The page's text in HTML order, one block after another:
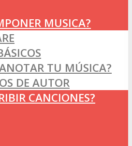
MUSICA?
TU MÚSICA?
DE AUTOR
CANCIONES?